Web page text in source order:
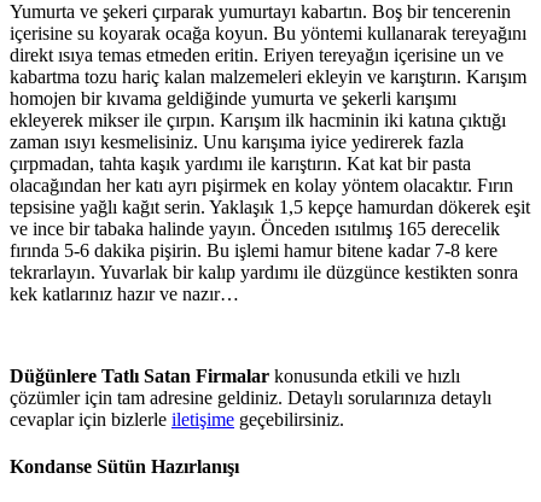
Yumurta ve şekeri çırparak yumurtayı kabartın. Boş bir tencerenin
içerisine su koyarak ocağa koyun. Bu yöntemi kullanarak tereyağını
direkt ısıya temas etmeden eritin. Eriyen tereyağın içerisine un ve
kabartma tozu hariç kalan malzemeleri ekleyin ve karıştırın. Karışım
homojen bir kıvama geldiğinde yumurta ve şekerli karışımı
ekleyerek mikser ile çırpın. Karışım ilk hacminin iki katına çıktığı
zaman ısıyı kesmelisiniz. Unu karışıma iyice yedirerek fazla
çırpmadan, tahta kaşık yardımı ile karıştırın. Kat kat bir pasta
olacağından her katı ayrı pişirmek en kolay yöntem olacaktır. Fırın
tepsisine yağlı kağıt serin. Yaklaşık 1,5 kepçe hamurdan dökerek eşit
ve ince bir tabaka halinde yayın. Önceden ısıtılmış 165 derecelik
fırında 5-6 dakika pişirin. Bu işlemi hamur bitene kadar 7-8 kere
tekrarlayın. Yuvarlak bir kalıp yardımı ile düzgünce kestikten sonra
kek katlarınız hazır ve nazır…
Düğünlere Tatlı Satan Firmalar konusunda etkili ve hızlı
çözümler için tam adresine geldiniz. Detaylı sorularınıza detaylı
cevaplar için bizlerle iletişime geçebilirsiniz.
Kondanse Sütün Hazırlanışı